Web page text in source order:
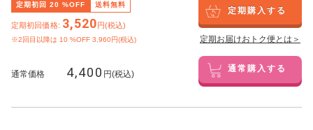
定期初回 20 %OFF 送料無料
定期初回価格: 3,520円(税込)
※2回目以降は 10 %OFF 3,960円(税込)
定期購入する
定期お届けおトク便とは＞
通常価格 4,400 円(税込) 通常購入する